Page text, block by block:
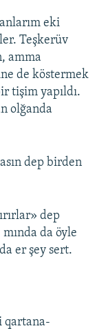
eki
Teşkerüv
amma
de köstermek
tişim yapıldı.
olğanda
dep birden
dep
da öyle
er şey sert.
qartana-